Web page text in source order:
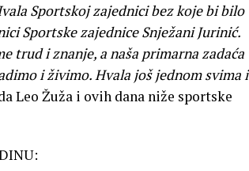
Sportskoj zajednici bez koje bi bilo
Sportske zajednice Snježani Jurinić.
trud i znanje, a naša primarna zadaća
i živimo. Hvala još jednom svima i
Leo Žuža i ovih dana niže sportske